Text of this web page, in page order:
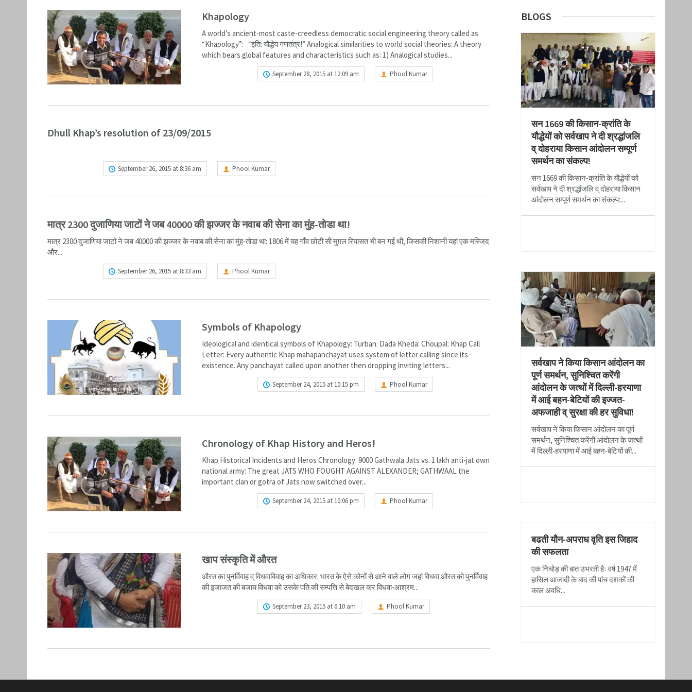
Khapology
A world’s ancient-most caste-creedless democratic social engineering theory called as
“Khapology”: “इति: यौद्धेय गणतंत्र!” Analogical similarities to world social theories: A theory
which bears global features and characteristics such as: 1) Analogical studies...
September 28, 2015 at 12:09 am Phool Kumar
Dhull Khap’s resolution of 23/09/2015
September 26, 2015 at 8:36 am Phool Kumar
मात्र 2300 दुजाणिया जाटों ने जब 40000 की झज्जर के नवाब की सेना का मुंह-तोडा था!
मात्र 2300 दुजाणिया जाटों ने जब 40000 की झज्जर के नवाब की सेना का मुंह-तोडा था: 1806 में यह गाँव छोटी सी मुग़ल रियासत भी बन गई थी, जिसकी निशानी यहां एक मस्जिद
और...
September 26, 2015 at 8:33 am Phool Kumar
Symbols of Khapology
Ideological and identical symbols of Khapology: Turban: Dada Kheda: Choupal: Khap Call
Letter: Every authentic Khap mahapanchayat uses system of letter calling since its
existence. Any panchayat called upon another then dropping inviting letters...
September 24, 2015 at 10:15 pm Phool Kumar
Chronology of Khap History and Heros!
Khap Historical Incidents and Heros Chronology: 9000 Gathwala Jats vs. 1 lakh anti-jat own
national army: The great JATS WHO FOUGHT AGAINST ALEXANDER; GATHWAAL the
important clan or gotra of Jats now switched over...
September 24, 2015 at 10:06 pm Phool Kumar
खाप संस्कृति में औरत
औरत का पुनर्विवाह व् विधवाविवाह का अधिकार: भारत के ऐसे कोनों से आने वाले लोग जहां विधवा औरत को पुनर्विवाह
की इजाजत की बजाय विधवा को उसके पति की सम्पत्ति से बेदखल कर विधवा-आश्रम...
September 23, 2015 at 6:10 am Phool Kumar
BLOGS
सन 1669 की किसान-क्रांति के
यौद्धेयों को सर्वखाप ने दी श्रद्धांजलि
व् दोहराया किसान आंदोलन सम्पूर्ण
समर्थन का संकल्प!
सन 1669 की किसान-क्रांति के यौद्धेयों को
सर्वखाप ने दी श्रद्धांजलि व् दोहराया किसान
आंदोलन सम्पूर्ण समर्थन का संकल्प:...
​सर्वखाप ने किया किसान आंदोलन का
पूर्ण समर्थन, सुनिश्चित करेंगी
आंदोलन के जत्थों में दिल्ली-हरयाणा
में आई बहन-बेटियों की इज्जत-
अफजाही व् सुरक्षा की हर सुविधा!
​सर्वखाप ने किया किसान आंदोलन का पूर्ण
समर्थन, सुनिश्चित करेंगी आंदोलन के जत्थों
में दिल्ली-हरयाणा में आई बहन-बेटियों की...
बढती यौन-अपराध वृति इस जिहाद
की सफलता
एक निचोड़ की बात उभरती हैः वर्ष 1947 में
हासिल आजादी के बाद की पांच दशकों की
काल अवधि...